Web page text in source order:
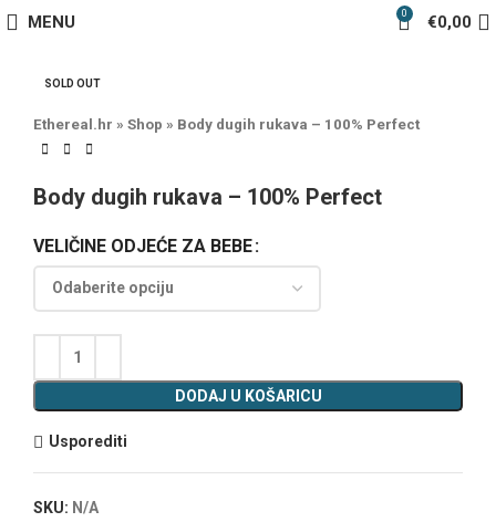
MENU 0 €0,00
SOLD OUT
Ethereal.hr » Shop » Body dugih rukava – 100% Perfect
Body dugih rukava – 100% Perfect
VELIČINE ODJEĆE ZA BEBE
DODAJ U KOŠARICU
Usporediti
SKU: N/A